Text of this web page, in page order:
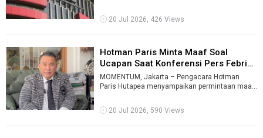
...
20 Jul 2026, 426 Views
Hotman Paris Minta Maaf Soal
Ucapan Saat Konferensi Pers Febrie
A ...
MOMENTUM, Jakarta – Pengacara Hotman
Paris Hutapea menyampaikan permintaan maaf
20 Jul 2026, 590 Views